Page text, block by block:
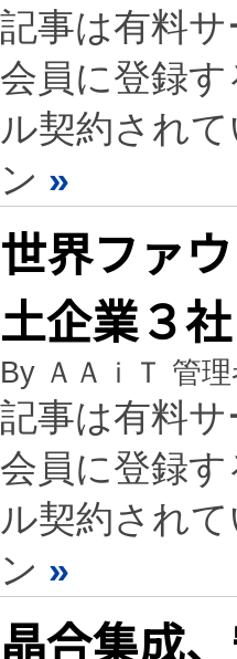
記事は有料
会員に登録
ル契約され
ン »
世界ファ
土企業３
By ＡＡｉＴ 管理
記事は有料
会員に登録
ル契約され
ン »
晶合集成